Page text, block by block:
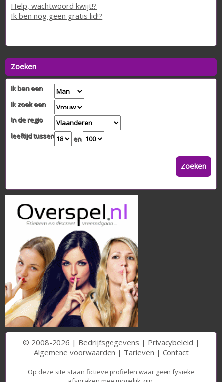
Help, wachtwoord kwijt!?
Ik ben nog geen gratis lid!?
Zoeken
Ik ben een
Ik zoek een
In de regio
leeftijd tussen
en
Zoeken
© 2008-2026 | Bedrijfsgegevens | Privacybeleid |
Algemene voorwaarden | Tarieven | Contact
Op deze site staan fictieve profielen waar geen fysieke